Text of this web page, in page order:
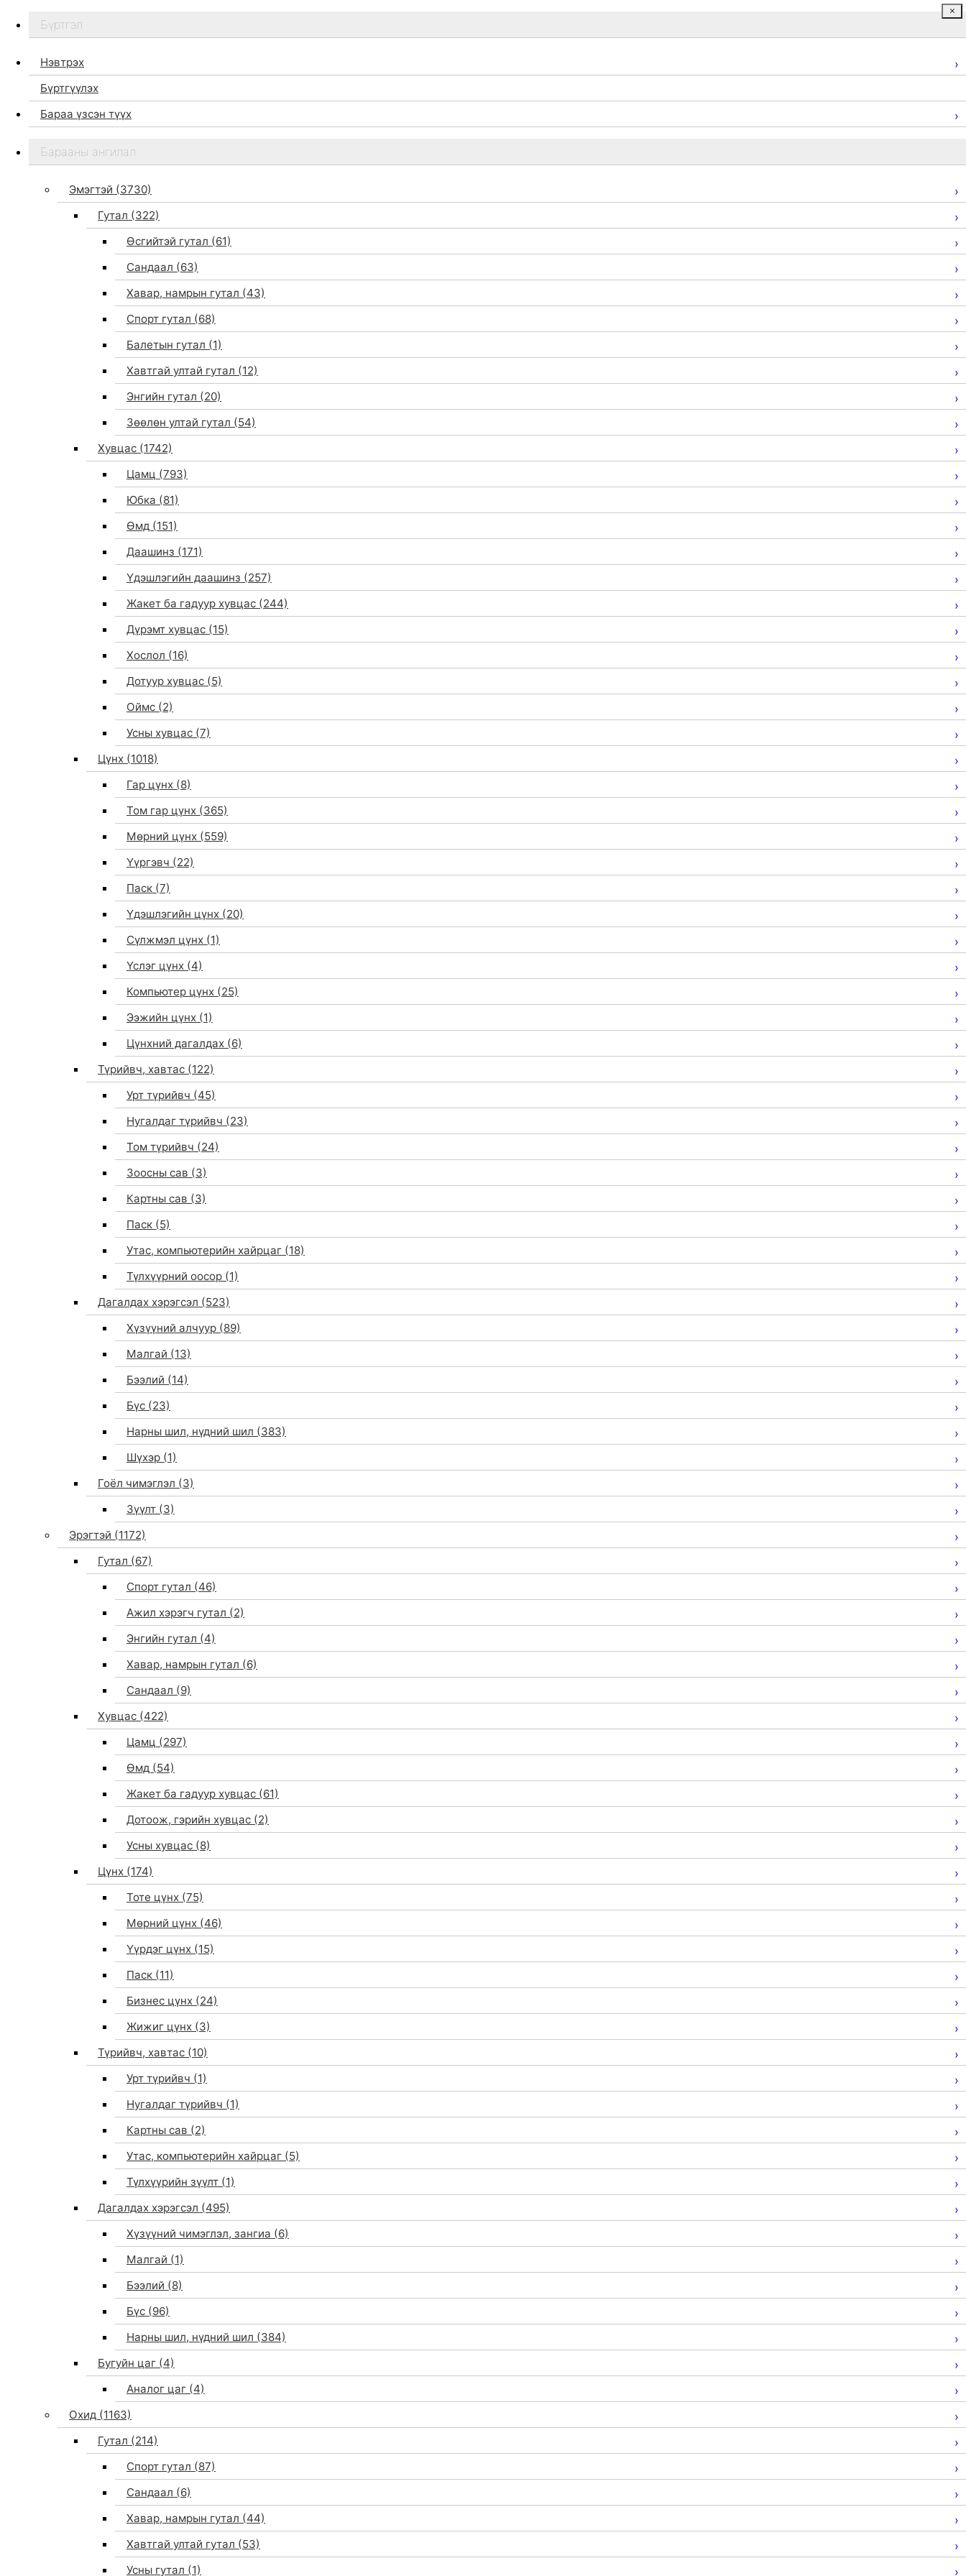
Бидний тухай
Дэлгүүр
Бүртгэл
Нэвтрэх
Бүртгүүлэх
Бараа үзсэн түүх
Барааны ангилал
Эмэгтэй (3730)
Гутал (322)
Өсгийтэй гутал (61)
Сандаал (63)
Хавар, намрын гутал (43)
Спорт гутал (68)
Балетын гутал (1)
Хавтгай ултай гутал (12)
Энгийн гутал (20)
Зөөлөн ултай гутал (54)
Хувцас (1742)
Цамц (793)
Юбка (81)
Өмд (151)
Даашинз (171)
Үдэшлэгийн даашинз (257)
Жакет ба гадуур хувцас (244)
Дүрэмт хувцас (15)
Хослол (16)
Дотуур хувцас (5)
Оймс (2)
Усны хувцас (7)
Цүнх (1018)
Гар цүнх (8)
Том гар цүнх (365)
Мөрний цүнх (559)
Үүргэвч (22)
Паск (7)
Үдэшлэгийн цүнх (20)
Сүлжмэл цүнх (1)
Үслэг цүнх (4)
Компьютер цүнх (25)
Ээжийн цүнх (1)
Цүнхний дагалдах (6)
Түрийвч, хавтас (122)
Урт түрийвч (45)
Нугалдаг түрийвч (23)
Том түрийвч (24)
Зоосны сав (3)
Картны сав (3)
Паск (5)
Утас, компьютерийн хайрцаг (18)
Түлхүүрний оосор (1)
Дагалдах хэрэгсэл (523)
Хүзүүний алчуур (89)
Малгай (13)
Бээлий (14)
Бүс (23)
Нарны шил, нүдний шил (383)
Шүхэр (1)
Гоёл чимэглэл (3)
Зүүлт (3)
Эрэгтэй (1172)
Гутал (67)
Спорт гутал (46)
Ажил хэрэгч гутал (2)
Энгийн гутал (4)
Хавар, намрын гутал (6)
Сандаал (9)
Хувцас (422)
Цамц (297)
Өмд (54)
Жакет ба гадуур хувцас (61)
Дотоож, гэрийн хувцас (2)
Усны хувцас (8)
Цүнх (174)
Тоте цүнх (75)
Мөрний цүнх (46)
Үүрдэг цүнх (15)
Паск (11)
Бизнес цүнх (24)
Жижиг цүнх (3)
Түрийвч, хавтас (10)
Урт түрийвч (1)
Нугалдаг түрийвч (1)
Картны сав (2)
Утас, компьютерийн хайрцаг (5)
Түлхүүрийн зүүлт (1)
Дагалдах хэрэгсэл (495)
Хүзүүний чимэглэл, зангиа (6)
Малгай (1)
Бээлий (8)
Бүс (96)
Нарны шил, нүдний шил (384)
Бугуйн цаг (4)
Аналог цаг (4)
Охид (1163)
Гутал (214)
Спорт гутал (87)
Сандаал (6)
Хавар, намрын гутал (44)
Хавтгай ултай гутал (53)
Усны гутал (1)